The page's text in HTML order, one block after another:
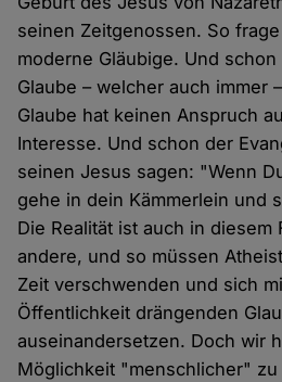
seinen Zeitgenossen. So
moderne Gläubige. Und
Glaube – welcher auch immer
Glaube hat keinen Anspruch
Interesse. Und schon der
seinen Jesus sagen: "Wenn
gehe in dein Kämmerlein und
Die Realität ist auch in diesem
andere, und so müssen
Zeit verschwenden und sich
Öffentlichkeit drängenden
auseinandersetzen. Doch wir
Möglichkeit "menschlicher"